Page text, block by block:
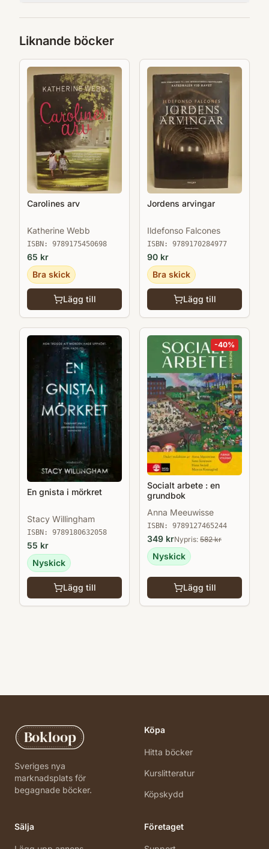
Liknande böcker
Carolines arv
Katherine Webb
ISBN: 9789175450698
65 kr
Bra skick
Lägg till
Jordens arvingar
Ildefonso Falcones
ISBN: 9789170284977
90 kr
Bra skick
Lägg till
En gnista i mörkret
Stacy Willingham
ISBN: 9789180632058
55 kr
Nyskick
Lägg till
-40%
Socialt arbete : en
grundbok
Anna Meeuwisse
ISBN: 9789127465244
349 krNypris: 582kr
Nyskick
Lägg till
Bokloop
Sveriges nya
marknadsplats för
begagnade böcker.
Köpa
Hitta böcker
Kurslitteratur
Köpskydd
Sälja Företaget